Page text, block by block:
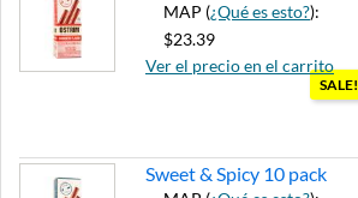
MAP (¿Qué es esto?):
$23.39
Ver el precio en el carrito
SALE!
Sweet & Spicy 10 pack